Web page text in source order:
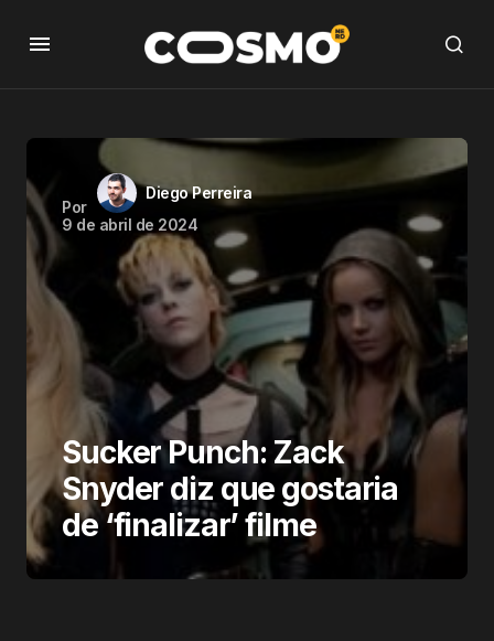
Por
Diego Perreira
9 de abril de 2024
Sucker Punch: Zack
Snyder diz que gostaria
de ‘finalizar’ filme